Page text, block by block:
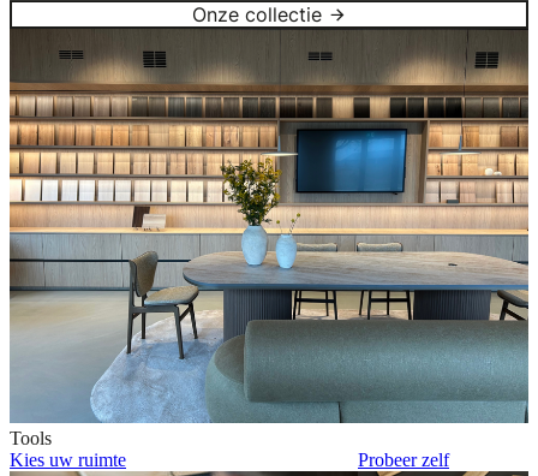
Onze collectie
Tools
Kies uw ruimte
Probeer zelf